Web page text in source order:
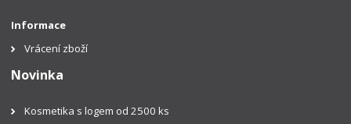
Informace
Vrácení zboží
Novinka
Kosmetika s logem od 2500 ks